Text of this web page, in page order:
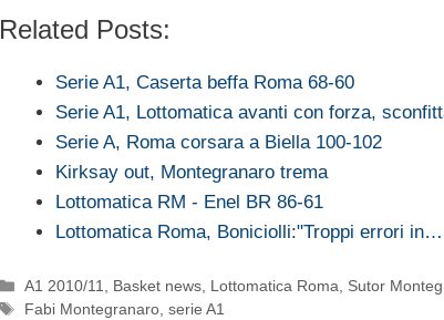
Related Posts:
Serie A1, Caserta beffa Roma 68-60
Serie A1, Lottomatica avanti con forza,
Serie A, Roma corsara a Biella 100-102
Kirksay out, Montegranaro trema
Lottomatica RM - Enel BR 86-61
Lottomatica Roma, Boniciolli:"Troppi errori in…
Categorie
A1 2010/11, Basket news, Lottomatica Roma, Sutor
Tag
Fabi Montegranaro,serie A1